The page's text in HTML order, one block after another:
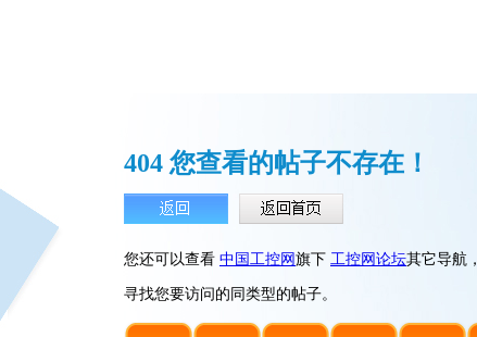
404 您查看的帖子不存在！
您还可以查看 中国工控网 旗下 工控网论坛其它导航，
寻找您要访问的同类型的帖子。